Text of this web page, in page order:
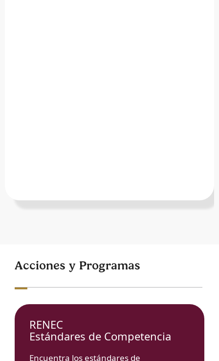
Acciones y Programas
RENEC
Estándares de Competencia
Encuentra los estándares de